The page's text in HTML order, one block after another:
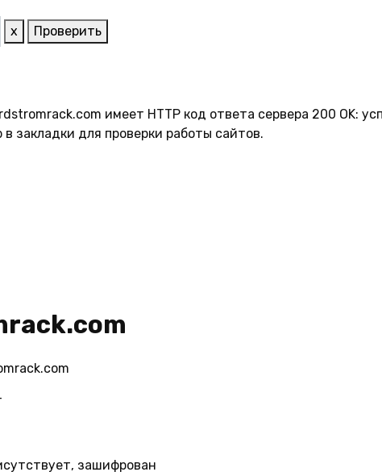
x Проверить
имеет HTTP код ответа сервера 200 OK:
закладки для проверки работы сайтов.
зашифрован